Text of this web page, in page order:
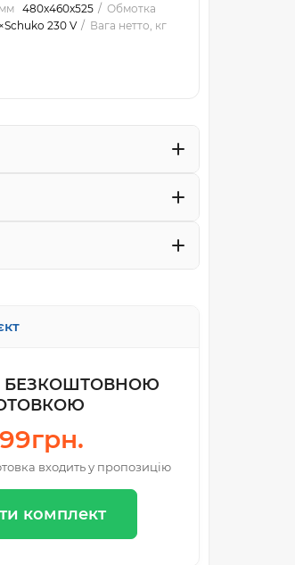
480x460x525
Обмотка
230 V
Вага нетто, кг
БЕЗКОШТОВНОЮ
входить у пропозицію
комплект